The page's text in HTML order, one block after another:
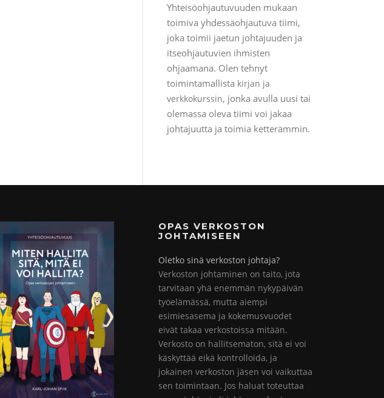
Yhteisöohjautuvuuden mukaan
toimiva yhdessäohjautuva tiimi,
joka toimii jaetun johtajuuden ja
itseohjautuvien ihmisten
ohjaamana. Olen tehnyt
toimintamallista kirjan ja
verkkokurssin, jonka avulla uusi tai
olemassa oleva tiimi voi jakaa
johtajuutta ja toimia ketterämmin.
OPAS VERKOSTON
JOHTAMISEEN
Oletko sinä verkoston johtaja?
Verkoston johtaminen on taito, jota
tarvitaan yhä enemmän nykypäivän
työelämässä, mutta aiempi
esimiesasema ja kokemusvuodet
eivät takaa verkostoissa mitään.
Verkosto on hallitsematon, sitä ei voi
käskyttää eikä kontrolloida, ja
jokainen verkoston jäsen voi vaikuttaa
sen toimintaan. Jos haluat toteuttaa